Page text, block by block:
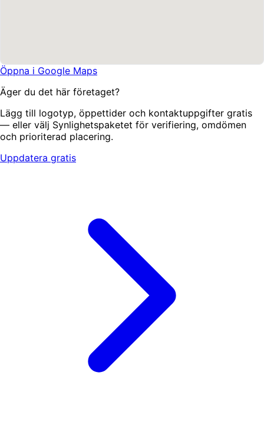
Öppna i Google Maps
Äger du det här företaget?
Lägg till logotyp, öppettider och kontaktuppgifter gratis
— eller välj Synlighetspaketet för verifiering, omdömen
och prioriterad placering.
Uppdatera gratis